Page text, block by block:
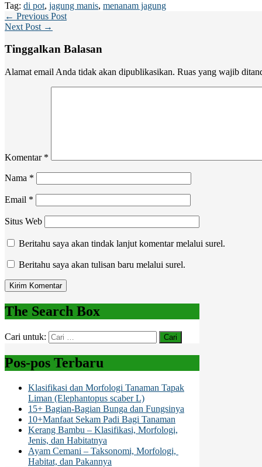
Tag: di pot, jagung manis, menanam jagung
← Previous Post
Next Post →
Tinggalkan Balasan
Alamat email Anda tidak akan dipublikasikan. Ruas yang wajib
Komentar *
Nama *
Email *
Situs Web
Beritahu saya akan tindak lanjut komentar melalui surel.
Beritahu saya akan tulisan baru melalui surel.
The Search Box
Cari untuk:
Pos-pos Terbaru
Klasifikasi dan Morfologi Tanaman Tapak
Liman (Elephantopus scaber L)
15+ Bagian-Bagian Bunga dan Fungsinya
10+Manfaat Sekam Padi Bagi Tanaman
Kerang Bambu – Klasifikasi, Morfologi,
Jenis, dan Habitatnya
Ayam Cemani – Taksonomi, Morfologi,
Habitat, dan Pakannya